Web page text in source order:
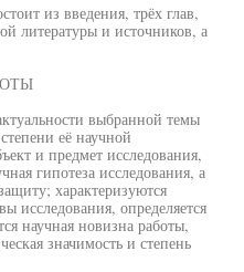
из введения, трёх глав,
литературы и источников, а
выбранной темы
её научной
и предмет исследования,
гипотеза исследования, а
характеризуются
исследования, определяется
научная новизна работы,
значимость и степень